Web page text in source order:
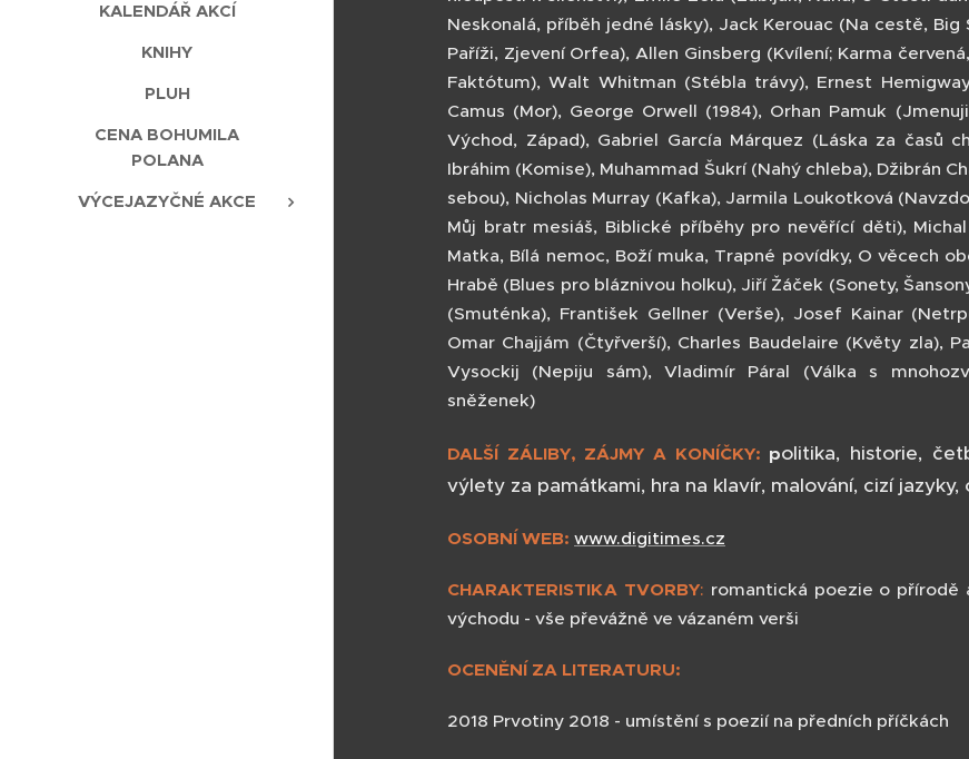
KALENDÁŘ AKCÍ
KNIHY
PLUH
CENA BOHUMILA
POLANA
VÝCEJAZYČNÉ AKCE
Neskonalá, příběh jedné lásky), Jack Kerouac (Na cestě,
Paříži, Zjevení Orfea), Allen Ginsberg (Kvílení; Karma
Faktótum), Walt Whitman (Stébla trávy), Ernest
Camus (Mor), George Orwell (1984), Orhan Pamuk
Východ, Západ), Gabriel García Márquez (Láska za časů
Ibráhim (Komise), Muhammad Šukrí (Nahý chleba), Džibrán
sebou), Nicholas Murray (Kafka), Jarmila Loukotková
Můj bratr mesiáš, Biblické příběhy pro nevěřící děti),
Matka, Bílá nemoc, Boží muka, Trapné povídky, O věcech
Hrabě (Blues pro bláznivou holku), Jiří Žáček (Sonety,
(Smuténka), František Gellner (Verše), Josef Kainar
Omar Chajjám (Čtyřverší), Charles Baudelaire (Květy zla),
Vysockij (Nepiju sám), Vladimír Páral (Válka s
sněženek)
DALŠÍ ZÁLIBY, ZÁJMY A KONÍČKY: politika, historie,
výlety za památkami, hra na klavír, malování, cizí
OSOBNÍ WEB: www.digitimes.cz
CHARAKTERISTIKA TVORBY: romantická poezie o
východu - vše převážně ve vázaném verši
OCENĚNÍ ZA LITERATURU:
2018 Prvotiny 2018 - umístění s poezií na předních příčkách